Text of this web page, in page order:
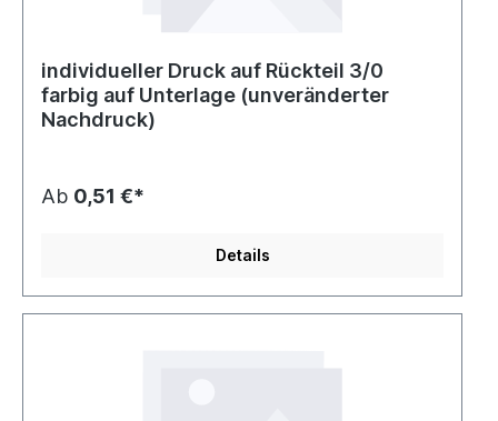
individueller Druck auf Rückteil 3/0
farbig auf Unterlage (unveränderter
Nachdruck)
Ab 0,51 €*
Details